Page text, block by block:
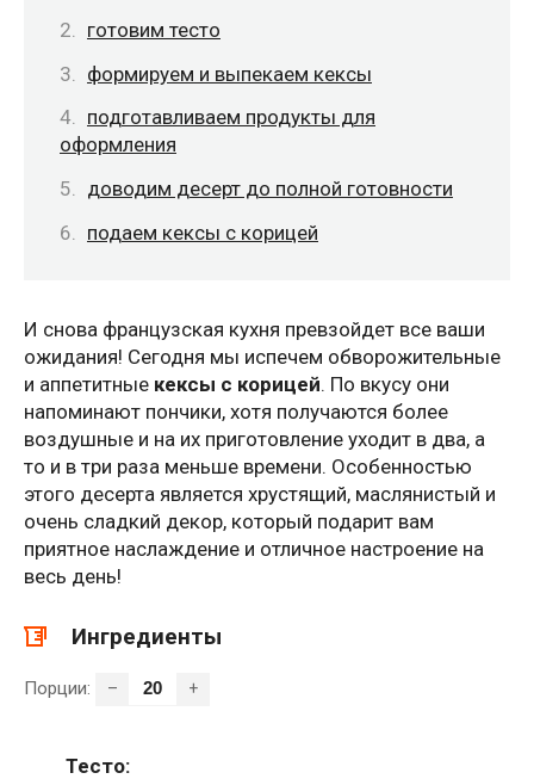
готовим тесто
формируем и выпекаем кексы
подготавливаем продукты для
оформления
доводим десерт до полной готовности
подаем кексы с корицей
И снова французская кухня превзойдет все ваши
ожидания! Сегодня мы испечем обворожительные
и аппетитные кексы с корицей. По вкусу они
напоминают пончики, хотя получаются более
воздушные и на их приготовление уходит в два, а
то и в три раза меньше времени. Особенностью
этого десерта является хрустящий, маслянистый и
очень сладкий декор, который подарит вам
приятное наслаждение и отличное настроение на
весь день!
Ингредиенты
Порции: – +
Тесто: